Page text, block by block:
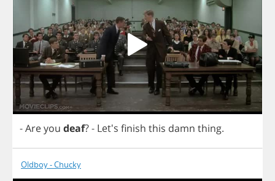
-Areyou deaf?- Let's finish this damn thing.
Oldboy - Chucky